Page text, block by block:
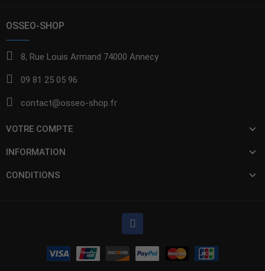
OSSEO-SHOP
8, Rue Louis Armand 74000 Annecy
09 81 25 05 96
contact@osseo-shop.fr
VOTRE COMPTE
INFORMATION
CONDITIONS